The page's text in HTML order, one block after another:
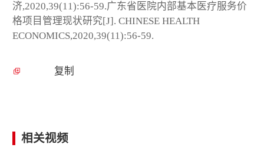
济,2020,39(11):56-59.广东省医院内部基本医疗服务价
格项目管理现状研究[J]. CHINESE HEALTH
ECONOMICS,2020,39(11):56-59.
复制
相关视频